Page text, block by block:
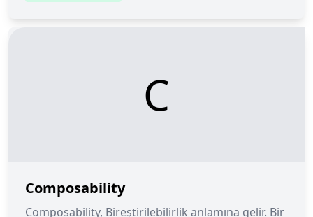
C
Composability
Composability, Bireştirilebilirlik anlamına gelir. Bir